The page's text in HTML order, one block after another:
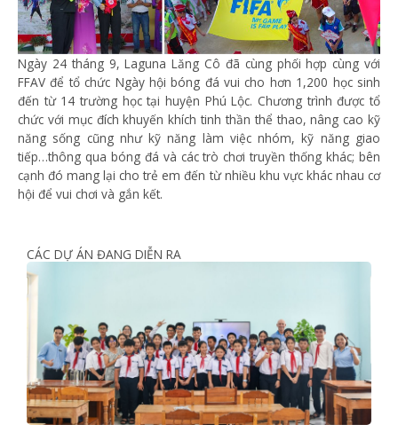
Ngày 24 tháng 9, Laguna Lăng Cô đã cùng phối hợp cùng với
FFAV để tổ chức Ngày hội bóng đá vui cho hơn 1,200 học sinh
đến từ 14 trường học tại huyện Phú Lộc. Chương trình được tổ
chức với mục đích khuyến khích tinh thần thể thao, nâng cao kỹ
năng sống cũng như kỹ năng làm việc nhóm, kỹ năng giao
tiếp…thông qua bóng đá và các trò chơi truyền thống khác; bên
cạnh đó mang lại cho trẻ em đến từ nhiều khu vực khác nhau cơ
hội để vui chơi và gắn kết.
CÁC DỰ ÁN ĐANG DIỄN RA